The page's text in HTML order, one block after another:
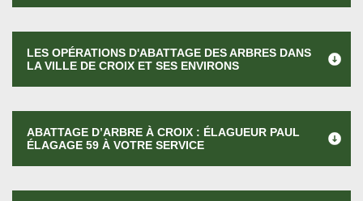
LES OPÉRATIONS D'ABATTAGE DES ARBRES DANS
LA VILLE DE CROIX ET SES ENVIRONS
ABATTAGE D’ARBRE À CROIX : ÉLAGUEUR PAUL
ÉLAGAGE 59 À VOTRE SERVICE